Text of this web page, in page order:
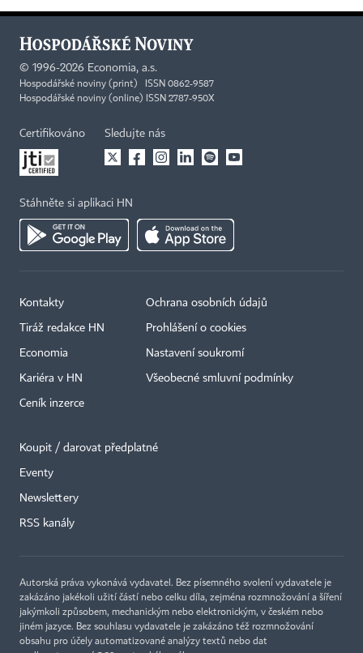
© 1996-2026 Economia, a.s.
Hospodářské noviny (print) ISSN 0862-9587
Hospodářské noviny (online) ISSN 2787-950X
Certifikováno Sledujte nás
Stáhněte si aplikaci HN
Kontakty
Tiráž redakce HN
Economia
Kariéra v HN
Ceník inzerce
Ochrana osobních údajů
Prohlášení o cookies
Nastavení soukromí
Všeobecné smluvní podmínky
Koupit / darovat předplatné
Eventy
Newslettery
RSS kanály
Autorská práva vykonává vydavatel. Bez písemného svolení vydavatele je
zakázáno jakékoli užití částí nebo celku díla, zejména rozmnožování a šíření
jakýmkoli způsobem, mechanickým nebo elektronickým, v českém nebo
jiném jazyce. Bez souhlasu vydavatele je zakázáno též rozmnožování
obsahu pro účely automatizované analýzy textů nebo dat